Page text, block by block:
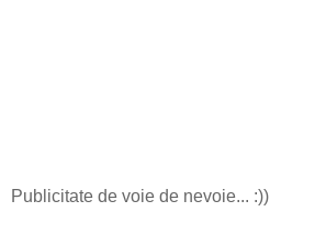
Publicitate de voie de nevoie... :))